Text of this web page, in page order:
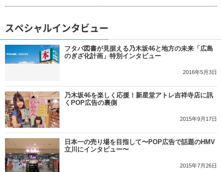
スペシャルインタビュー
フタバ図書が見据える乃木坂46と地方の未来「広島
のぎざ化計画」特別インタビュー
2016年5月3日
乃木坂46を楽しく応援！新星堂アトレ吉祥寺店に訊
くPOP広告の裏側
2015年9月17日
日本一の売り場を目指して〜POP広告で話題のHMV
立川にインタビュー〜
2015年7月26日